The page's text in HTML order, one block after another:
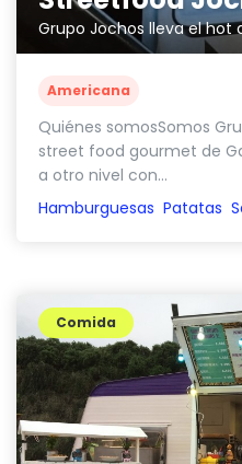
Americana
Quiénes somosSomos
street food gourmet de
a otro nivel con...
Hamburguesas Patatas
Comida